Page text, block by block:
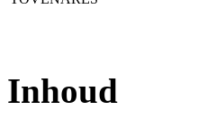
Inhoud